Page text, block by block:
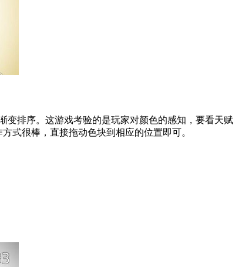
变排序。这游戏考验的是玩家对颜色的感知，要看天赋
式很棒，直接拖动色块到相应的位置即可。